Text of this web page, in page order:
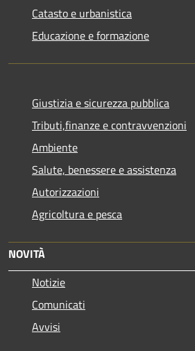
Catasto e urbanistica
Educazione e formazione
Giustizia e sicurezza pubblica
Tributi,finanze e contravvenzioni
Ambiente
Salute, benessere e assistenza
Autorizzazioni
Agricoltura e pesca
NOVITÀ
Notizie
Comunicati
Avvisi